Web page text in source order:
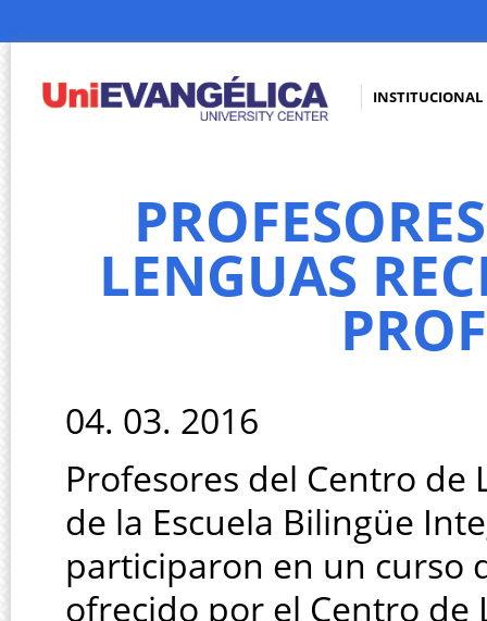
INSTITUCIONAL
LENGUAS
04. 03. 2016
Profesores del Centro de
de la Escuela Bilingüe
participaron en un curso
ofrecido por el Centro